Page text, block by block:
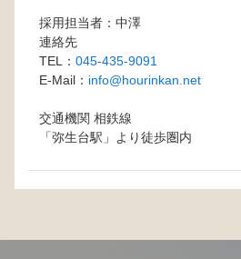
採用担当者：中澤
連絡先
TEL： 045-435-9091
E-Mail： info@hourinkan.net
交通機関 相鉄線
「弥生台駅」より徒歩圏内